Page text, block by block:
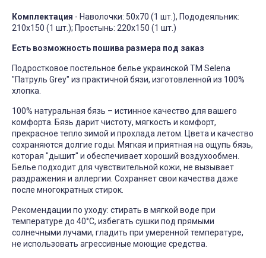
Комплектация - Наволочки: 50х70 (1 шт.), Пододеяльник:
210х150 (1 шт.); Простынь: 220х150 (1 шт.)
Есть возможность пошива размера под заказ
Подростковое постельное белье украинской ТМ Selena
"Патруль Grey" из практичной бязи, изготовленной из 100%
хлопка.
100% натуральная бязь – истинное качество для вашего
комфорта. Бязь дарит чистоту, мягкость и комфорт,
прекрасное тепло зимой и прохлада летом. Цвета и качество
сохраняются долгие годы. Мягкая и приятная на ощупь бязь,
которая "дышит" и обеспечивает хороший воздухообмен.
Белье подходит для чувствительной кожи, не вызывает
раздражения и аллергии. Сохраняет свои качества даже
после многократных стирок.
Рекомендации по уходу: стирать в мягкой воде при
температуре до 40°C, избегать сушки под прямыми
солнечными лучами, гладить при умеренной температуре,
не использовать агрессивные моющие средства.